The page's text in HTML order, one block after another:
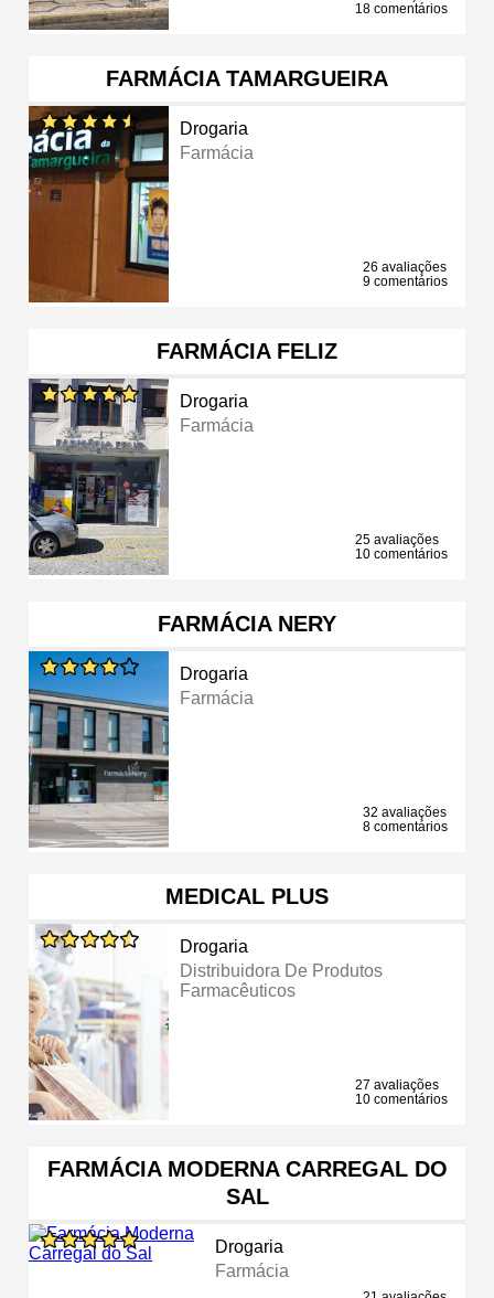
18 comentários
FARMÁCIA TAMARGUEIRA
Drogaria
Farmácia
26 avaliações
9 comentários
FARMÁCIA FELIZ
Drogaria
Farmácia
25 avaliações
10 comentários
FARMÁCIA NERY
Drogaria
Farmácia
32 avaliações
8 comentários
MEDICAL PLUS
Drogaria
Distribuidora De Produtos
Farmacêuticos
27 avaliações
10 comentários
FARMÁCIA MODERNA CARREGAL DO
SAL
Drogaria
Farmácia